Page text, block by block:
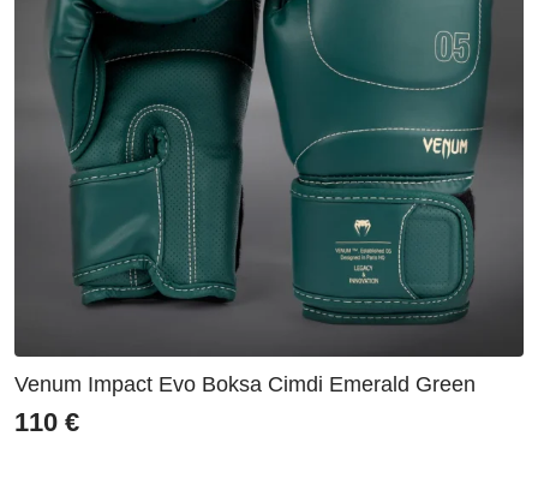
Venum Impact Evo Boksa Cimdi Emerald Green
110 €